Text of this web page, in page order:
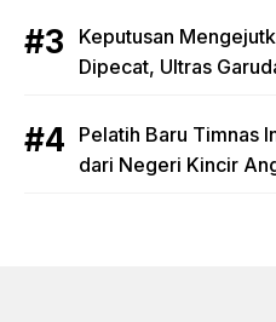
Keputusan
Dipecat, Ultras
Pelatih Baru Timnas
dari Negeri Kincir